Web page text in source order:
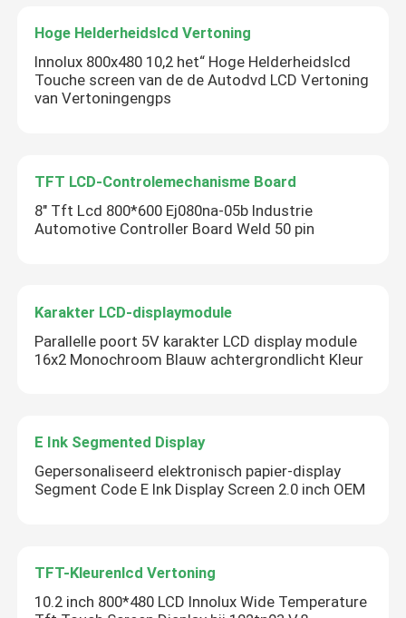
Hoge Helderheidslcd Vertoning
Innolux 800x480 10,2 het“ Hoge Helderheidslcd
Touche screen van de de Autodvd LCD Vertoning
van Vertoningengps
TFT LCD-Controlemechanisme Board
8" Tft Lcd 800*600 Ej080na-05b Industrie
Automotive Controller Board Weld 50 pin
Karakter LCD-displaymodule
Parallelle poort 5V karakter LCD display module
16x2 Monochroom Blauw achtergrondlicht Kleur
E Ink Segmented Display
Gepersonaliseerd elektronisch papier-display
Segment Code E Ink Display Screen 2.0 inch OEM
TFT-Kleurenlcd Vertoning
10.2 inch 800*480 LCD Innolux Wide Temperature